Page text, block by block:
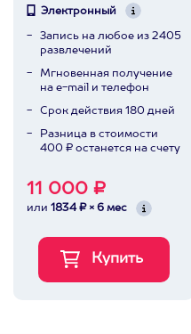
Электронный
Запись на любое из 2405
развлечений
Мгновенная получение
на e-mail и телефон
Срок действия 180 дней
Разница в стоимости
400 ₽ останется на счету
11 000 ₽
или 1834 ₽ × 6 мес